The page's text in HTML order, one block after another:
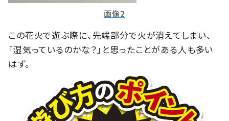
画像2
この花火で遊ぶ際に、先端部分で火が消えてしまい、
「湿気っているのかな？」と思ったことがある人も多い
はず。